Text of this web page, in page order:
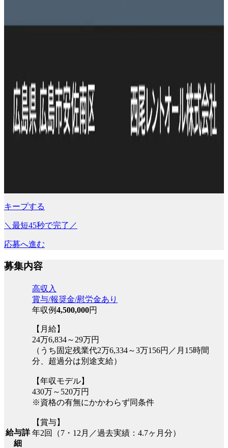
キープする
＼最短45秒で完了／
応募へ進む
募集内容
給与詳
細
高収入
賞与/報奨金/慰労金あり
年収例4,500,000円
【月給】
24万6,834～29万円
（うち固定残業代2万6,334～3万156円／月15時間
分、超過分は別途支給）
【年収モデル】
430万～520万円
※資格の有無にかかわらず同条件
【賞与】
年2回（7・12月／過去実績：4.7ヶ月分）